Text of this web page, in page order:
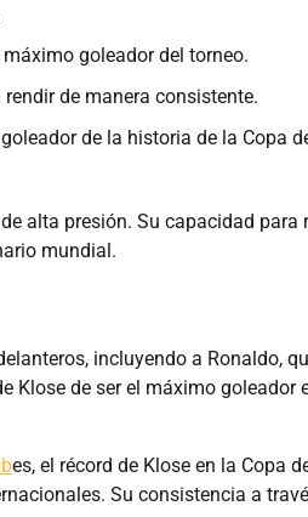
goleador del torneo.
de manera consistente.
de la historia de la Copa
alta presión. Su capacidad para
mundial.
incluyendo a Ronaldo,
Klose de ser el máximo goleador
es, el récord de Klose en la Copa
Su consistencia a